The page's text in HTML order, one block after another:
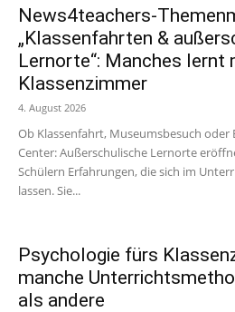
News4teachers-
„Klassenfahrten &
Lernorte“: Manches lernt
Klassenzimmer
4. August 2026
Ob Klassenfahrt, Museumsbesuch oder
Center: Außerschulische Lernorte
Schülern Erfahrungen, die sich im
lassen. Sie...
Psychologie fürs
manche
als andere